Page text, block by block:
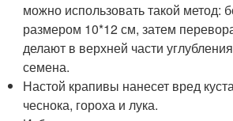
можно использовать такой метод:
размером 10*12 см, затем
делают в верхней части
семена.
Настой крапивы нанесет вред
чеснока, гороха и лука.